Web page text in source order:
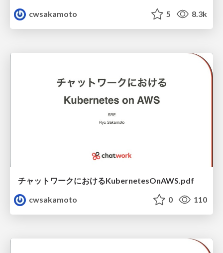
cwsakamoto
5 8.3k
チャットワークにおけるKubernetesOnAWS.pdf
cwsakamoto
0 110